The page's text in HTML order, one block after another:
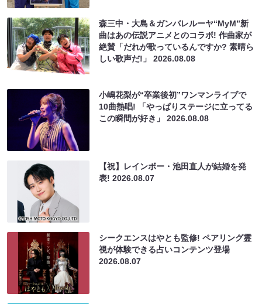
森三中・大島＆ガンバレルーヤ“MyM”新
曲はあの伝説アニメとのコラボ! 作曲家が
絶賛「だれが歌っているんですか? 素晴ら
しい歌声だ!」2026.08.08
小嶋花梨が“卒業後初”ワンマンライブで
10曲熱唱! 「やっぱりステージに立ってる
この瞬間が好き」2026.08.08
【祝】レインボー・池田直人が結婚を発
表!2026.08.07
シークエンスはやとも監修! ペアリング霊
視が体験できる占いコンテンツ登場
2026.08.07